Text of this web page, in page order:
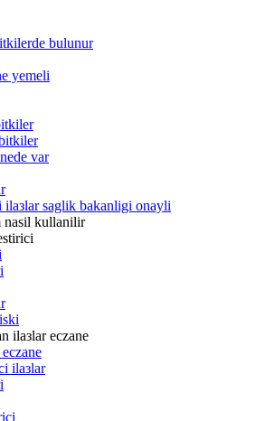
bulunur
yemeli
var
ilaзlar saglik bakanligi onayli
nasil kullanilir
ilaзlar eczane
ilaзlar